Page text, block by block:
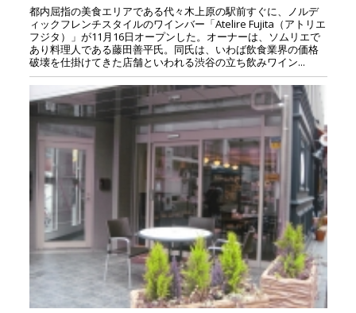
都内屈指の美食エリアである代々木上原の駅前すぐに、ノルデ
ィックフレンチスタイルのワインバー「Atelire Fujita（アトリエ
フジタ）」が11月16日オープンした。オーナーは、ソムリエで
あり料理人である藤田善平氏。同氏は、いわば飲食業界の価格
破壊を仕掛けてきた店舗といわれる渋谷の立ち飲みワイン...